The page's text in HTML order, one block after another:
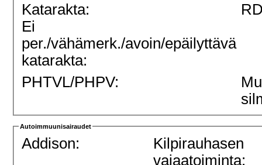
Katarakta:
Ei
per./vähämerk./avoin/epäilyttävä
katarakta:
PHTVL/PHPV:
Autoimmuunisairaudet
Addison:
Kilpirauhasen
vajaatoiminta: